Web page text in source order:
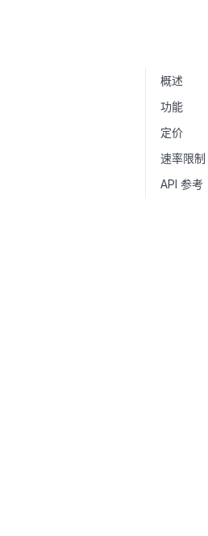
概述
功能
定价
速率限制
API 参考